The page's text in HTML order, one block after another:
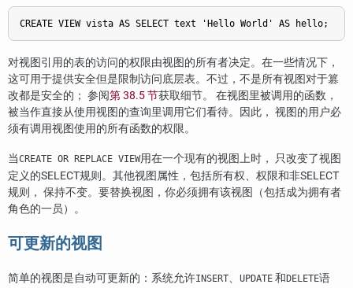
CREATE VIEW vista AS SELECT text 'Hello World' AS hello;
对视图引用的表的访问的权限由视图的所有者决定。在一些情况下，
这可用于提供安全但是限制访问底层表。不过，不是所有视图对于篡
改都是安全的； 参阅第 38.5 节获取细节。 在视图里被调用的函数，
被当作直接从使用视图的查询里调用它们看待。因此， 视图的用户必
须有调用视图使用的所有函数的权限。
当CREATE OR REPLACE VIEW用在一个现有的视图上时， 只改变了视图
定义的SELECT规则。其他视图属性，包括所有权、权限和非SELECT
规则， 保持不变。要替换视图，你必须拥有该视图（包括成为拥有者
角色的一员）。
可更新的视图
简单的视图是自动可更新的：系统允许INSERT、 UPDATE 和 DELETE语